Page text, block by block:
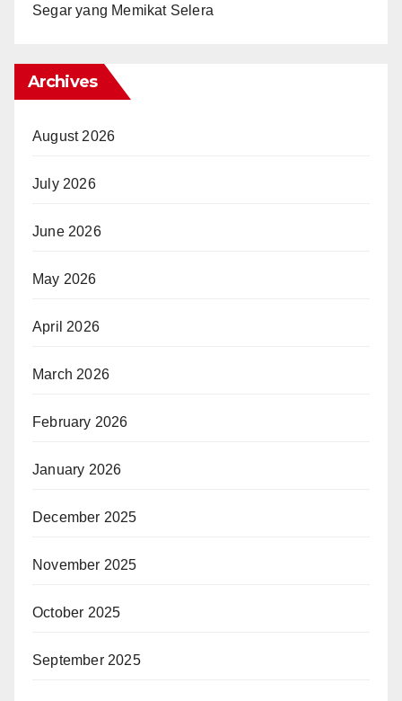
Segar yang Memikat Selera
Archives
August 2026
July 2026
June 2026
May 2026
April 2026
March 2026
February 2026
January 2026
December 2025
November 2025
October 2025
September 2025